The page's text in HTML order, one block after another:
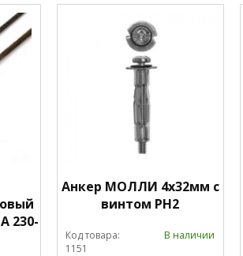
230-
Анкер МОЛЛИ 4х32мм с
винтом PH2
Код товара:
1151
В наличии